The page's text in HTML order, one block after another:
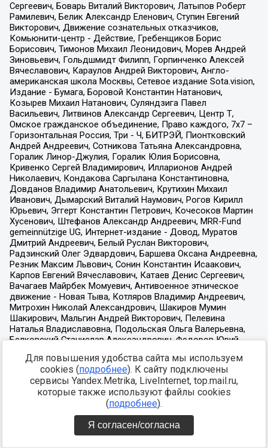
Для повышения удобства сайта мы используем
cookies (подробнее). К сайту подключены
сервисы Yandex.Metrika, LiveInternet, top.mail.ru,
которые также используют файлы cookies
(подробнее).
Я согласен/согласна